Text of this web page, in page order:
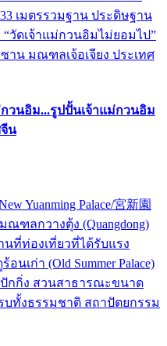
เมตรรวมฐาน ประดิษฐาน
วัดเจ้าแม่กวนอิมไม่ยอมไป”
าน มณฑลเจ้อเจียง ประเทศ
วนอิม...รูปปั้นเจ้าแม่กวนอิม
น
Yuanming Palace/宮新園
ณฑลกวางตุ้ง (Quangdong)
ที่ท่องเที่ยวที่ได้รับแรง
เก่า (Old Summer Palace)
กกิ่ง สวนสาธารณะขนาด
ทั้งธรรมชาติ สถาปัตยกรรม